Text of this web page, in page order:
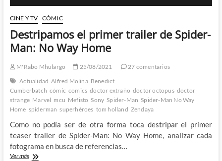
CINE Y TV CÓMIC
Destripamos el primer trailer de Spider-
Man: No Way Home
M'Rabo Mhulargo 25/08/2021
27 comentarios
Actualidad Alfred Molina Benedict
Cumberbatch cómic comics doctor extraño doctor octopus doctor
strange Marvel mcu Mefisto Sony Spider-Man Spider-Man No Way
Home spiderman superhéroes tom holland Zendaya
Como no podía ser de otra forma toca destripar el primer
teaser trailer de Spider-Man: No Way Home, analizar cada
fotograma en busca de referencias…
Ver másDestripamos